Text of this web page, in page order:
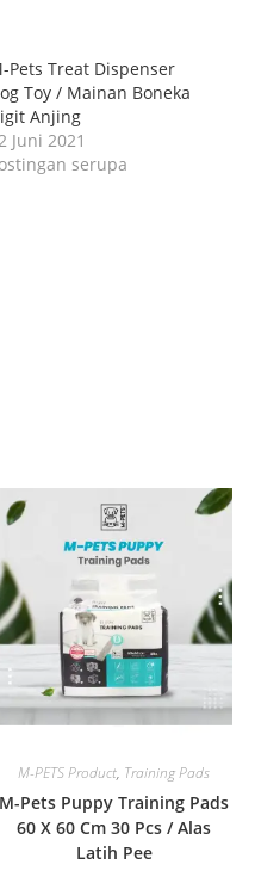
Pets Treat Dispenser
Toy / Mainan Boneka
Anjing
Juni 2021
serupa
Quick View
M-PETS Product, Training Pads
M-Pets Puppy Training Pads
60 X 60 Cm 30 Pcs / Alas
Latih Pee